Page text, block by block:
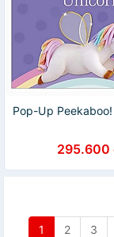
Pop-Up
295.600
1 2 3